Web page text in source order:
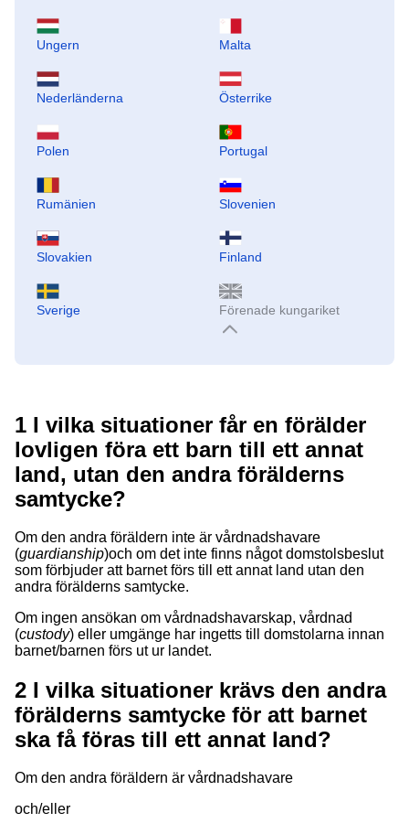
Ungern Malta
Nederländerna Österrike
Polen Portugal
Rumänien Slovenien
Slovakien Finland
Sverige Förenade kungariket
1 I vilka situationer får en förälder
lovligen föra ett barn till ett annat
land, utan den andra förälderns
samtycke?
Om den andra föräldern inte är vårdnadshavare
(guardianship)och om det inte finns något domstolsbeslut
som förbjuder att barnet förs till ett annat land utan den
andra förälderns samtycke.
Om ingen ansökan om vårdnadshavarskap, vårdnad
(custody) eller umgänge har ingetts till domstolarna innan
barnet/barnen förs ut ur landet.
2 I vilka situationer krävs den andra
förälderns samtycke för att barnet
ska få föras till ett annat land?
Om den andra föräldern är vårdnadshavare
och/eller